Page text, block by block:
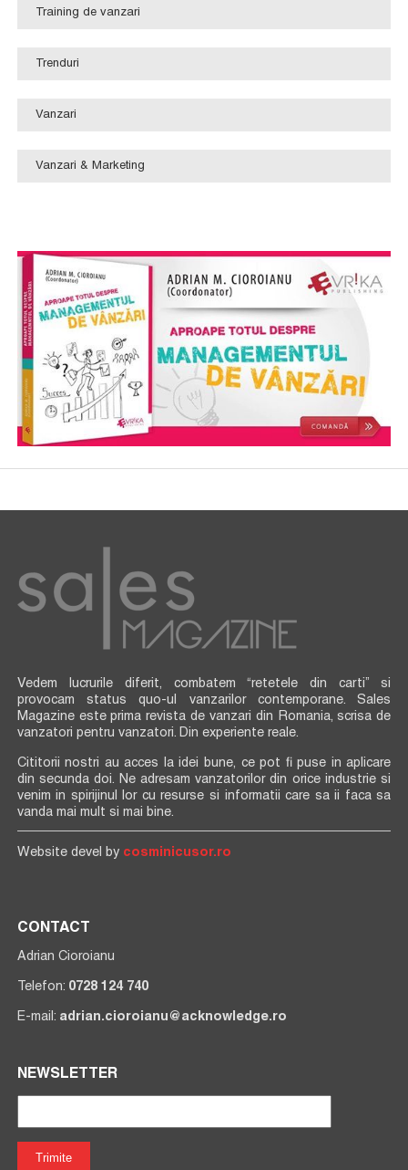
Training de vanzari
Trenduri
Vanzari
Vanzari & Marketing
Vedem lucrurile diferit, combatem “retetele din carti” si
provocam status quo-ul vanzarilor contemporane. Sales
Magazine este prima revista de vanzari din Romania, scrisa de
vanzatori pentru vanzatori. Din experiente reale.
Cititorii nostri au acces la idei bune, ce pot fi puse in aplicare
din secunda doi. Ne adresam vanzatorilor din orice industrie si
venim in spirijinul lor cu resurse si informatii care sa ii faca sa
vanda mai mult si mai bine.
Website devel by cosminicusor.ro
CONTACT
Adrian Cioroianu
Telefon: 0728 124 740
E-mail: adrian.cioroianu@acknowledge.ro
NEWSLETTER